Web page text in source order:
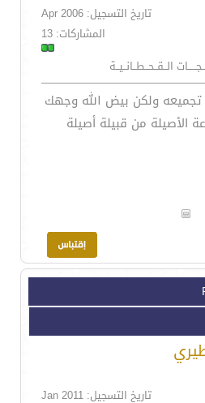
تاريخ التسجيل: Apr 2006
المشاركات: 13
الــقــحــطــانــيــة
تجميعه ولكن بيض الله وجهك
الأصيلة من قبيلة أصيلة
تاريخ التسجيل: Jan 2011